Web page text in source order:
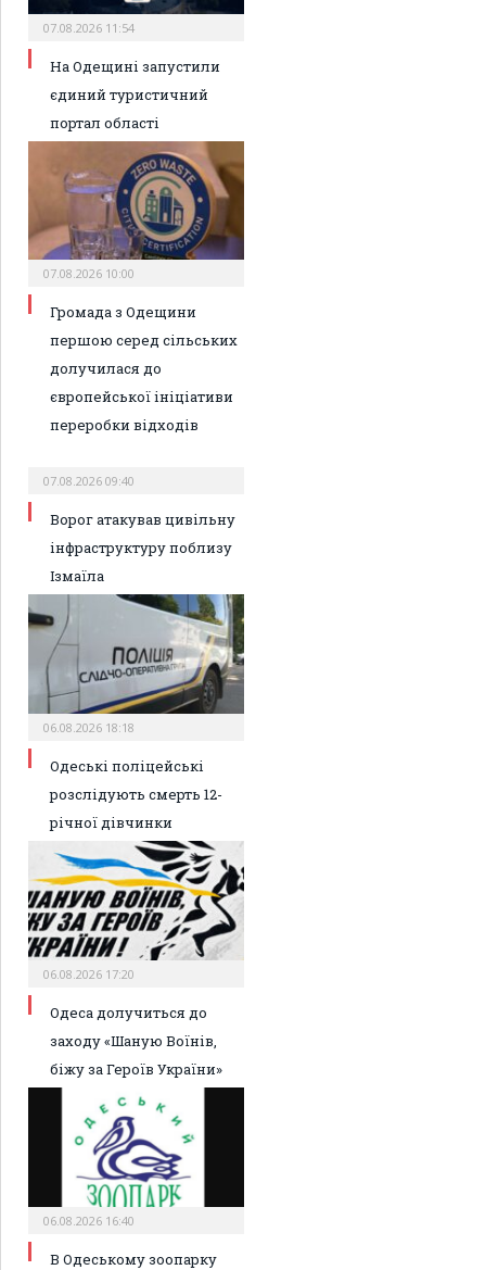
07.08.2026 11:54
На Одещині запустили
єдиний туристичний
портал області
07.08.2026 10:00
Громада з Одещини
першою серед сільських
долучилася до
європейської ініціативи
переробки відходів
07.08.2026 09:40
Ворог атакував цивільну
інфраструктуру поблизу
Ізмаїла
06.08.2026 18:18
Одеські поліцейські
розслідують смерть 12-
річної дівчинки
06.08.2026 17:20
Одеса долучиться до
заходу «Шаную Воїнів,
біжу за Героїв України»
06.08.2026 16:40
В Одеському зоопарку